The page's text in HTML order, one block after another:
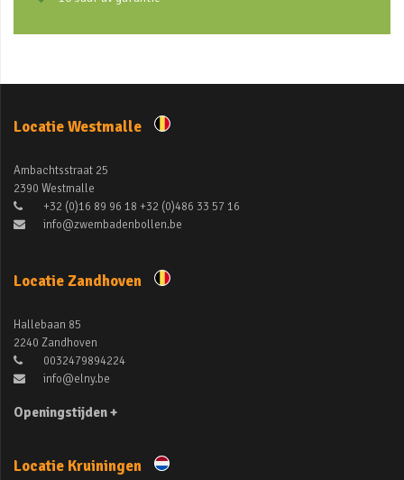
Locatie Westmalle
Ambachtsstraat 25
2390 Westmalle
+32 (0)16 89 96 18 +32 (0)486 33 57 16
info@zwembadenbollen.be
Locatie Zandhoven
Hallebaan 85
2240 Zandhoven
0032479894224
info@elny.be
Openingstijden +
Locatie Kruiningen